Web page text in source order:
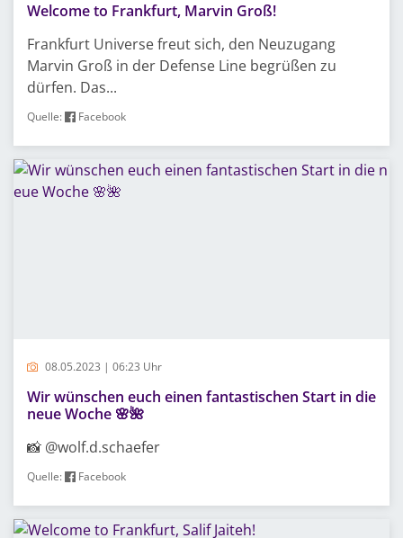
Welcome to Frankfurt, Marvin Groß!
Frankfurt Universe freut sich, den Neuzugang
Marvin Groß in der Defense Line begrüßen zu
dürfen. Das...
Quelle: Facebook
08.05.2023 | 06:23 Uhr
Wir wünschen euch einen fantastischen Start in die
neue Woche 🌸🌺
📸 @wolf.d.schaefer
Quelle: Facebook